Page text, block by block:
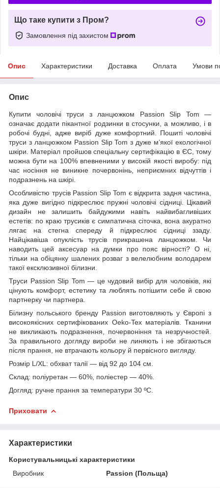
Що таке купити з Пром?
Замовлення під захистом
Опис Характеристики Доставка Оплата Умови
Опис
Купити чоловічі труси з ланцюжком Passion Slip Tom —
означає додати пікантної родзинки в стосунки, а можливо, і в
робочі будні, адже виріб дуже комфортний. Пошиті чоловічі
труси з ланцюжком Passion Slip Tom з дуже м’якої екологічної
шкіри. Матеріал пройшов спеціальну сертифікацію в ЄС, тому
можна бути на 100% впевненими у високій якості виробу: під
час носіння не виникне почервонінь, неприємних відчуттів і
подразнень на шкірі.
Особливістю трусів Passion Slip Tom є відкрита задня частина,
яка дуже вигідно підкреслює пружні чоловічі сідниці. Цікавий
дизайн не залишить байдужими навіть найвибагливіших
естетів: по краю трусиків є симпатична сіточка, вона акуратно
лягає на стегна спереду й підкреслює сідниці ззаду.
Найцікавіша опуклість трусів прикрашена ланцюжком. Чи
наводить цей аксесуар на думки про пояс вірності? О ні,
тільки на обіцянку шалених розваг з велелюбним володарем
такої ексклюзивної білизни.
Труси Passion Slip Tom — це чудовий вибір для чоловіків, які
цінують комфорт, естетику та люблять потішити себе й свою
партнерку чи партнера.
Білизну польського бренду Passion виготовляють у Європі з
високоякісних сертифікованих Oeko-Tex матеріалів. Тканини
не викликають подразнення, почервоніння та незручностей.
За правильного догляду вироби не линяють і не збігаються
після прання, не втрачають кольору й первісного вигляду.
Розмір L/XL: обхват талії — від 92 до 104 см.
Склад: поліуретан — 60%, поліестер — 40%.
Догляд: ручне прання за температури 30 ºС.
Приховати
Характеристики
Користувальницькі характеристики
Виробник
Passion (Польща)